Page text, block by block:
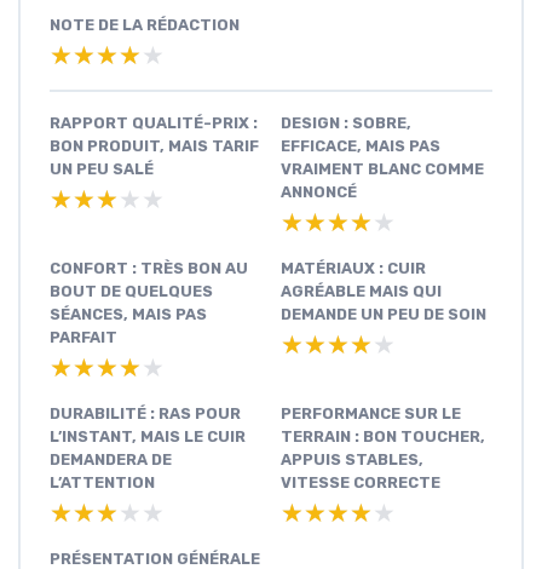
NOTE DE LA RÉDACTION
★★★★★
★★★★★
RAPPORT QUALITÉ-PRIX :
BON PRODUIT, MAIS TARIF
UN PEU SALÉ
★★★★★
★★★★★
DESIGN : SOBRE,
EFFICACE, MAIS PAS
VRAIMENT BLANC COMME
ANNONCÉ
★★★★★
★★★★★
CONFORT : TRÈS BON AU
BOUT DE QUELQUES
SÉANCES, MAIS PAS
PARFAIT
★★★★★
★★★★★
MATÉRIAUX : CUIR
AGRÉABLE MAIS QUI
DEMANDE UN PEU DE SOIN
★★★★★
★★★★★
DURABILITÉ : RAS POUR
L’INSTANT, MAIS LE CUIR
DEMANDERA DE
L’ATTENTION
★★★★★
★★★★★
PERFORMANCE SUR LE
TERRAIN : BON TOUCHER,
APPUIS STABLES,
VITESSE CORRECTE
★★★★★
★★★★★
PRÉSENTATION GÉNÉRALE